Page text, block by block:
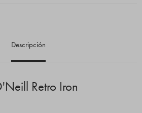
Descripción
Retro Iron